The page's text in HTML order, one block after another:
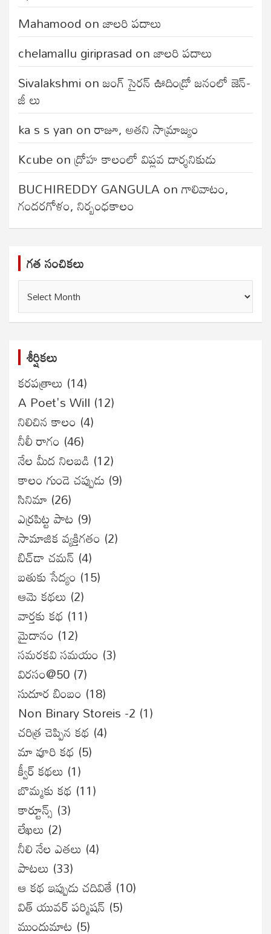
Mahamood onజాలరి పదాలు
chelamallu giriprasad onజాలరి పదాలు
Sivalakshmi onజంగ్‌ సైరన్‌ ఊదిండ్రో జనంలో జెన్-
జీ లు
ka s s yan onరాజూ, అతని సామ్రాజ్యం
Kcubeonద్రోహ కాలంలో విప్లవ దార్శనికుడు
BUCHIREDDY GANGULA onగాలివాటం,
గందరగోళం, నిర్బంధకాలం
గత సంచికలు
గత
సంచికలు
శీర్షికలు
కరపత్రాలు (14)
A Poet's Will (12)
నిలిచిన కాలం (4)
నీలీ రాగం (46)
నేల మీద నిలబడి (12)
కాలం గుండె చప్పుడు (9)
సినిమా (26)
ఎర్రపిట్ట పాట (9)
సామాజిక వ్యక్తిగతం (2)
బిచ్‌డా చమన్ (4)
బతుకు సేద్యం (15)
ఆమె కథలు (2)
వార్తకు కథ (11)
మైదానం (12)
సమరకవి సమయం (3)
విరసం@50 (7)
సుదూర బింబం (18)
Non Binary Storeis -2 (1)
చరిత్ర చెప్పిన కథ (4)
మా వూరి కథ (5)
క్వీర్ కథలు (1)
బొమ్మకు కథ (11)
కార్టూన్స్ (3)
లేఖలు (2)
నీలి నేల ఎతలు (4)
పాటలు (33)
ఆ కథ ఇప్పుడు చదివితే (10)
విత్ యువర్ పర్మిషన్ (5)
ముందుమాట (5)